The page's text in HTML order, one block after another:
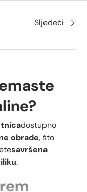
Sljedeći
dostupno
obrade, što
savršena
.